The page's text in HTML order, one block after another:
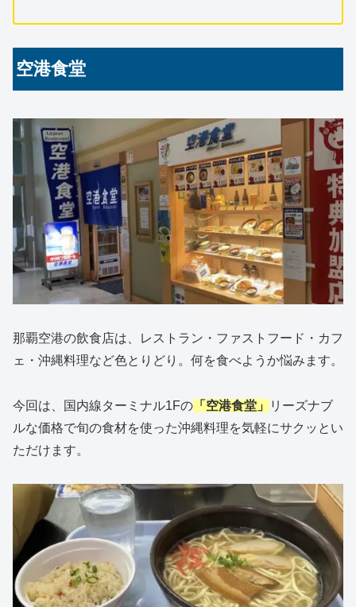
空港食堂
那覇空港の飲食店は、レストラン・ファストフード・カフ
ェ・沖縄料理など色とりどり。何を食べようか悩みます。
今回は、国内線ターミナル1Fの 「空港食堂」
リーズナブ
ルな価格で旬の食材を使った沖縄料理を気軽にサクッとい
ただけます。